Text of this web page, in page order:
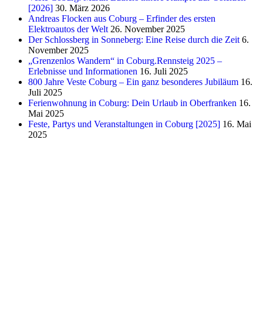
[2026] 30. März 2026
Andreas Flocken aus Coburg – Erfinder des ersten
Elektroautos der Welt 26. November 2025
Der Schlossberg in Sonneberg: Eine Reise durch die Zeit 6.
November 2025
„Grenzenlos Wandern“ in Coburg.Rennsteig 2025 –
Erlebnisse und Informationen 16. Juli 2025
800 Jahre Veste Coburg – Ein ganz besonderes Jubiläum 16.
Juli 2025
Ferienwohnung in Coburg: Dein Urlaub in Oberfranken 16.
Mai 2025
Feste, Partys und Veranstaltungen in Coburg [2025] 16. Mai
2025